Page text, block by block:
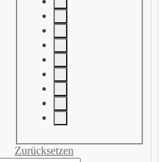
Zurücksetzen